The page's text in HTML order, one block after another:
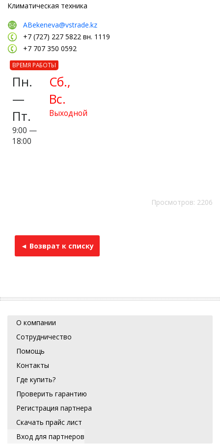
Климатическая техника
ABekeneva@vstrade.kz
+7 (727) 227 5822 вн. 1119
+7 707 350 0592
ВРЕМЯ РАБОТЫ
Пн.
—
Пт.
9:00 —
18:00
Сб.,
Вс.
Выходной
Просмотров: 2206
◄ Возврат к списку
О компании
Сотрудничество
Помощь
Контакты
Где купить?
Проверить гарантию
Регистрация партнера
Скачать прайс лист
Вход для партнеров